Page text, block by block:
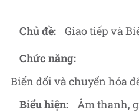
Chủ đề:
Giao tiếp và
Chức năng:
Biến đổi và chuyển hóa
Biểu hiện:
Âm thanh,